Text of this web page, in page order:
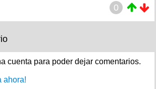
0
cuenta para poder dejar comentarios.
ahora!